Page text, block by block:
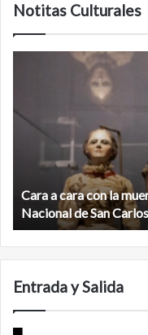
Notitas Culturales
con
muerte:
exposición
el
Museo
Nacional
de
San
Carlos
Cara a cara con la
Nacional de San Carlos
Entrada y Salida